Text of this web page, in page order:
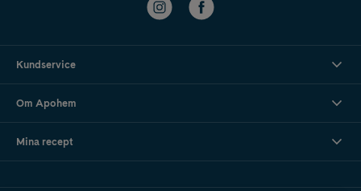
Kundservice
Om Apohem
Mina recept